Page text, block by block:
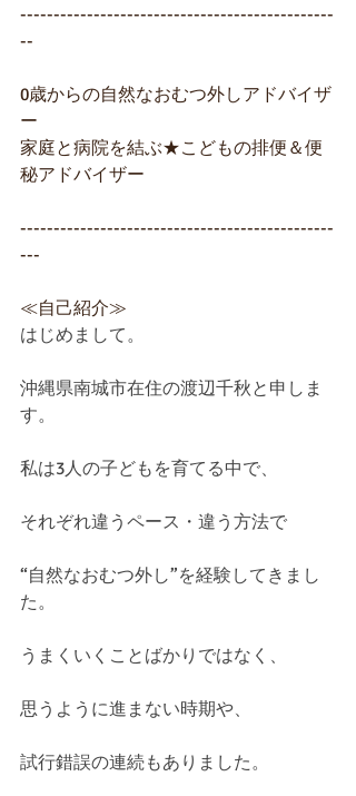
-----------------------------------------------
--
0歳からの自然なおむつ外しアドバイザ
ー
家庭と病院を結ぶ★こどもの排便＆便
秘アドバイザー
-----------------------------------------------
---
≪自己紹介≫
はじめまして。
沖縄県南城市在住の渡辺千秋と申しま
す。
私は3人の子どもを育てる中で、
それぞれ違うペース・違う方法で
“自然なおむつ外し”を経験してきまし
た。
うまくいくことばかりではなく、
思うように進まない時期や、
試行錯誤の連続もありました。